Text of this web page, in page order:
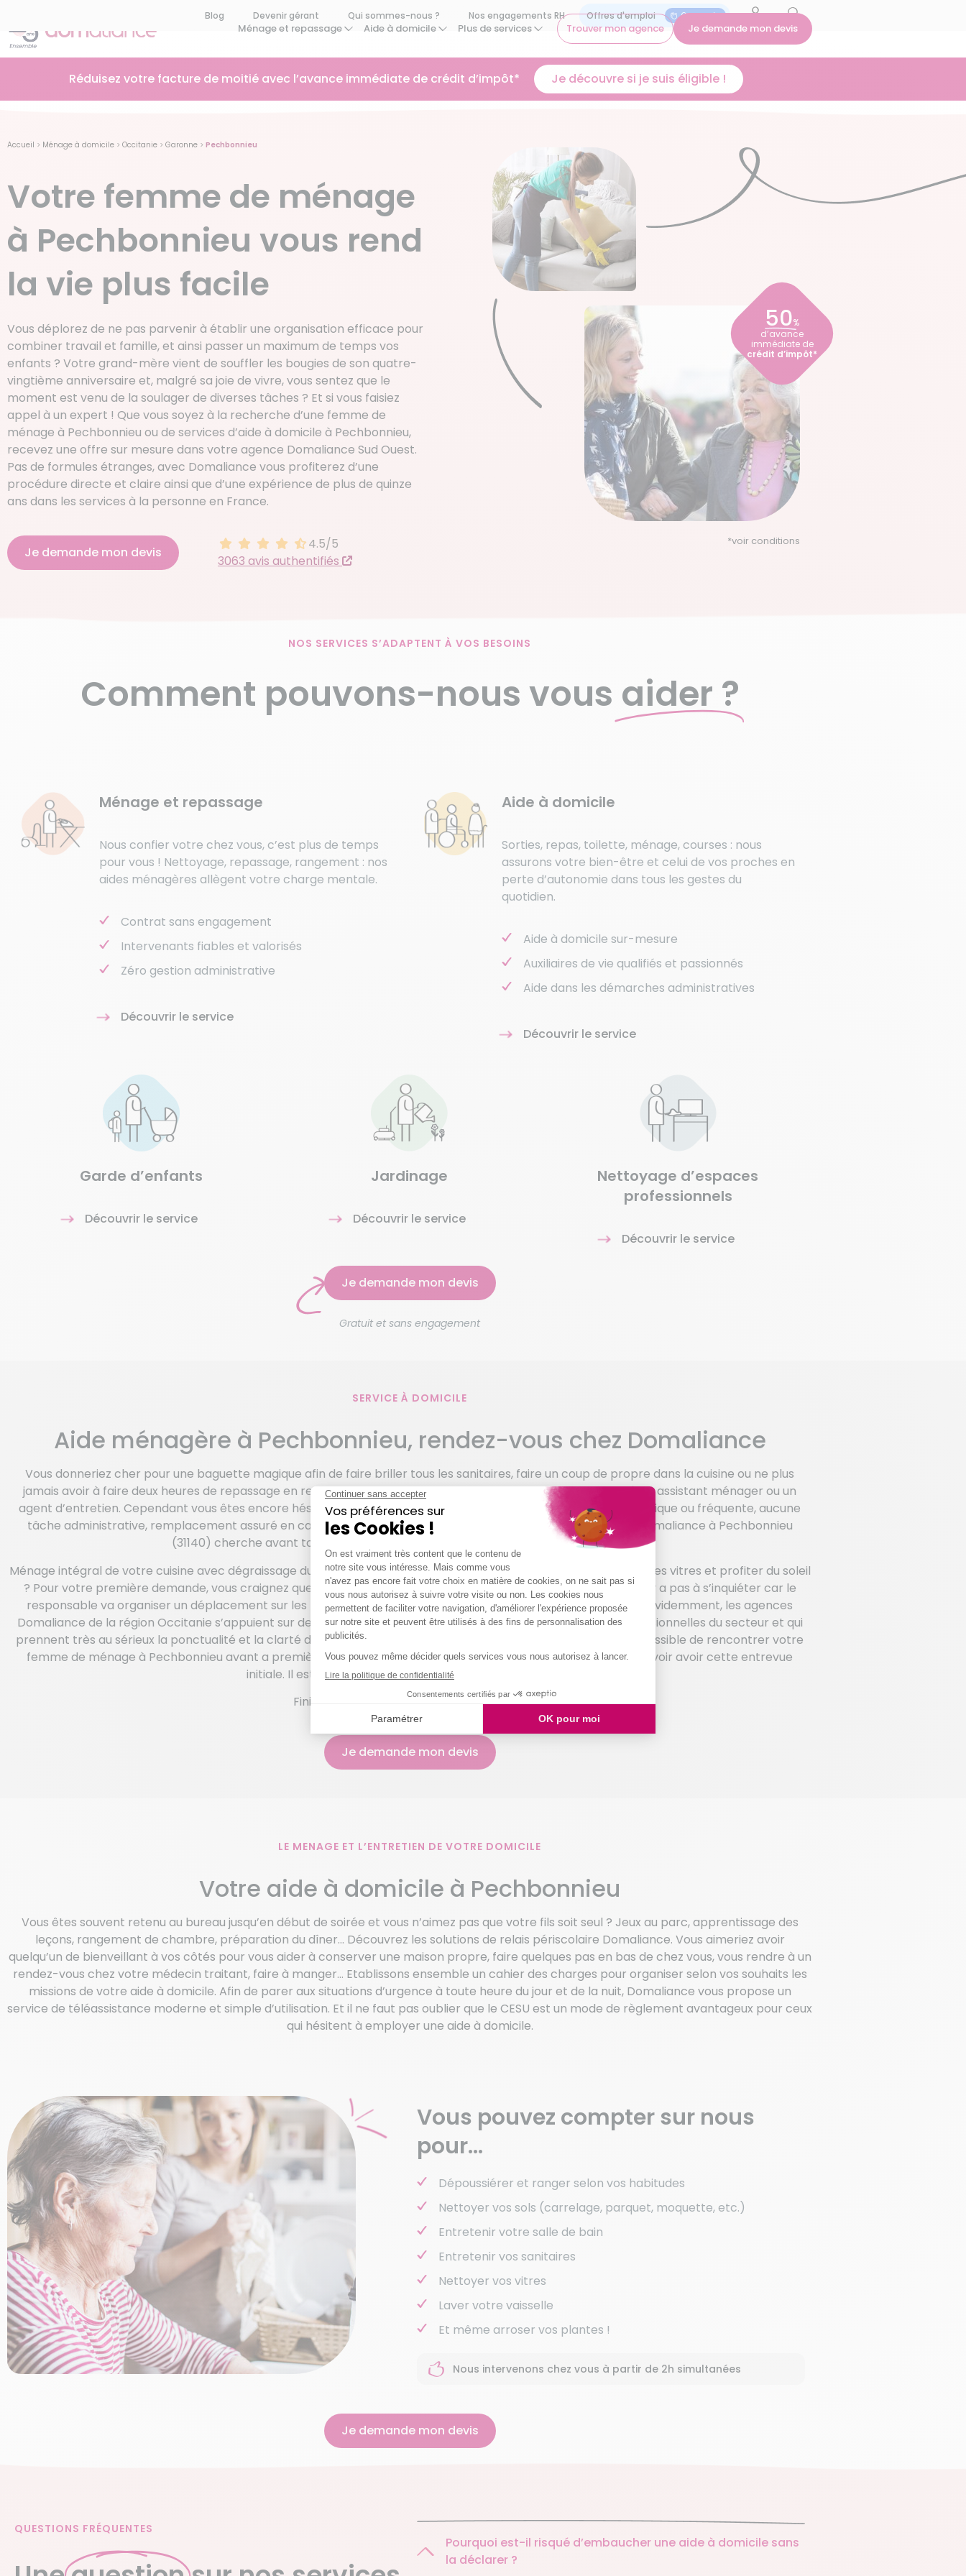
Blog Devenir gérant Qui sommes-nous ? Nos engagements RH On recrute
Ménage et repassage Aide à domicile Plus de services Trouver mon agence Je demande mon devis
Réduisez votre facture de moitié avec l’avance immédiate de crédit d’impôt* Je découvre si je suis éligible !
Accueil > Ménage à domicile > Occitanie > Garonne > Pechbonnieu
Votre femme de ménage
à Pechbonnieu vous rend
la vie plus facile
Vous déplorez de ne pas parvenir à établir une organisation efficace pour
combiner travail et famille, et ainsi passer un maximum de temps vos
enfants ? Votre grand-mère vient de souffler les bougies de son quatre-
vingtième anniversaire et, malgré sa joie de vivre, vous sentez que le
moment est venu de la soulager de diverses tâches ? Et si vous faisiez
appel à un expert ! Que vous soyez à la recherche d’une femme de
ménage à Pechbonnieu ou de services d’aide à domicile à Pechbonnieu,
recevez une offre sur mesure dans votre agence Domaliance Sud Ouest.
Pas de formules étranges, avec Domaliance vous profiterez d’une
procédure directe et claire ainsi que d’une expérience de plus de quinze
ans dans les services à la personne en France.
Je demande mon devis 4.5 sur 5
4.5/5
3063 avis authentifiés
50%
d’avance
immédiate de
crédit d’impôt*
*voir conditions
NOS SERVICES S’ADAPTENT À VOS BESOINS
Comment pouvons-nous vous aider ?
Ménage et repassage
Nous confier votre chez vous, c’est plus de temps
pour vous ! Nettoyage, repassage, rangement : nos
aides ménagères allègent votre charge mentale.
Contrat sans engagement
Intervenants fiables et valorisés
Zéro gestion administrative
Découvrir le service
Aide à domicile
Sorties, repas, toilette, ménage, courses : nous
assurons votre bien-être et celui de vos proches en
perte d’autonomie dans tous les gestes du
quotidien.
Aide à domicile sur-mesure
Auxiliaires de vie qualifiés et passionnés
Aide dans les démarches administratives
Découvrir le service
Garde d’enfants
Découvrir le service
Jardinage
Découvrir le service
Nettoyage d’espaces
professionnels
Découvrir le service
Je demande mon devis
Gratuit et sans engagement
SERVICE À DOMICILE
Aide ménagère à Pechbonnieu, rendez-vous chez Domaliance
Vous donneriez cher pour une baguette magique afin de faire briller tous les sanitaires, faire un coup de propre dans la cuisine ou ne plus
jamais avoir à faire deux heures de repassage en rentrant du bureau ? Et pourtant il suffirait d’avoir recours à un assistant ménager ou un
agent d’entretien. Cependant vous êtes encore hésitant, c’est parce que vous êtes plutôt méfiant. Prestation unique ou fréquente, aucune
tâche administrative, remplacement assuré en cas d’absence, respect d’une charte qualité… Votre agence Domaliance à Pechbonnieu
(31140) cherche avant tout à réunir les conditions propices à un climat de confiance.
Ménage intégral de votre cuisine avec dégraissage du carrelage ? Grand ménage de printemps pour faire toutes les vitres et profiter du soleil
? Pour votre première demande, vous craignez que vos désirs ne soient pas parfaitement pris en compte ? Il n’y a pas à s’inquiéter car le
responsable va organiser un déplacement sur les lieux de la prestation ou une discussion par visioconférence. Evidemment, les agences
Domaliance de la région Occitanie s’appuient sur des femmes de ménage qui connaissent les techniques professionnelles du secteur et qui
prennent très au sérieux la ponctualité et la clarté de la communication avec le client. A votre demande, il est possible de rencontrer votre
femme de ménage à Pechbonnieu avant a première intervention. La majorité des clients sont contents de pouvoir avoir cette entrevue
initiale. Il est alors conseillé de faire un tour votre domicile.
Fini les corvées de nettoyage et de linge !
Je demande mon devis
LE MENAGE ET L’ENTRETIEN DE VOTRE DOMICILE
Votre aide à domicile à Pechbonnieu
Vous êtes souvent retenu au bureau jusqu’en début de soirée et vous n’aimez pas que votre fils soit seul ? Jeux au parc, apprentissage des
leçons, rangement de chambre, préparation du dîner… Découvrez les solutions de relais périscolaire Domaliance. Vous aimeriez avoir
quelqu’un de bienveillant à vos côtés pour vous aider à conserver une maison propre, faire quelques pas en bas de chez vous, vous rendre à un
rendez-vous chez votre médecin traitant, faire à manger… Etablissons ensemble un cahier des charges pour organiser selon vos souhaits les
missions de votre aide à domicile. Afin de parer aux situations d’urgence à toute heure du jour et de la nuit, Domaliance vous propose un
service de téléassistance moderne et simple d’utilisation. Et il ne faut pas oublier que le CESU est un mode de règlement avantageux pour ceux
qui hésitent à employer une aide à domicile.
Vous pouvez compter sur nous
pour…
Dépoussiérer et ranger selon vos habitudes
Nettoyer vos sols (carrelage, parquet, moquette, etc.)
Entretenir votre salle de bain
Entretenir vos sanitaires
Nettoyer vos vitres
Laver votre vaisselle
Et même arroser vos plantes !
Nous intervenons chez vous à partir de 2h simultanées
Je demande mon devis
QUESTIONS FRÉQUENTES
Pourquoi est-il risqué d’embaucher une aide à domicile sans
la déclarer ?